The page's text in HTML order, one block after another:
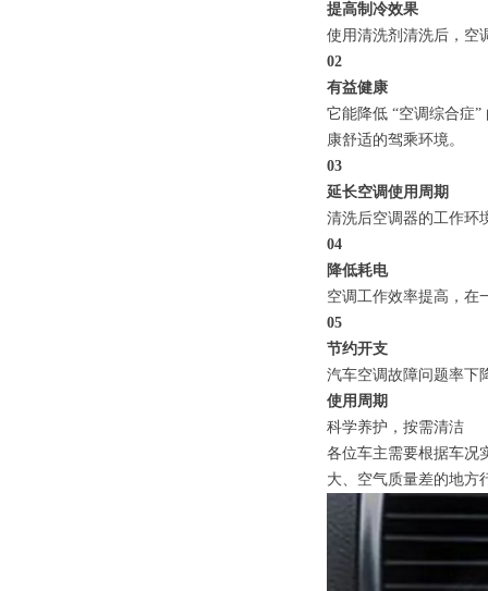
提高制冷效果
使用清洗剂清洗后，空
02
有益健康
它能降低 “空调综合症
康舒适的驾乘环境。
03
延长空调使用周期
清洗后空调器的工作环
04
降低耗电
空调工作效率提高，在
05
节约开支
汽车空调故障问题率下
使用周期
科学养护，按需清洁
各位车主需要根据车况
大、空气质量差的地方